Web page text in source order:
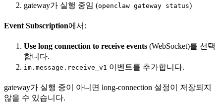
gateway가 실행 중임 (openclaw gateway status)
Event Subscription에서:
Use long connection to receive events (WebSocket)를 선택
합니다.
im.message.receive_v1 이벤트를 추가합니다.
gateway가 실행 중이 아니면 long-connection 설정이 저장되지
않을 수 있습니다.